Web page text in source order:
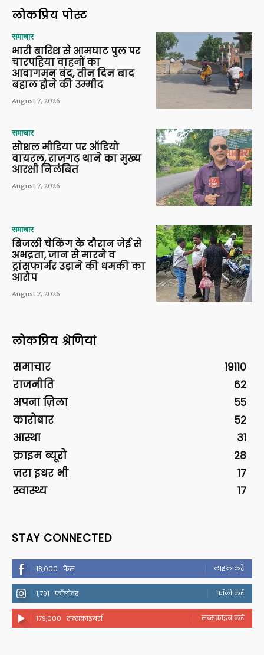
लोकप्रिय पोस्ट
समाचार
भारी बारिश से आमघाट पुल पर
चारपहिया वाहनों का
आवागमन बंद, तीन दिन बाद
बहाल होने की उम्मीद
August 7, 2026
समाचार
सोशल मीडिया पर ऑडियो
वायरल, राजगढ़ थाने का मुख्य
आरक्षी निलंबित
August 7, 2026
समाचार
बिजली चेकिंग के दौरान जेई से
अभद्रता, जान से मारने व
ट्रांसफार्मर उड़ाने की धमकी का
आरोप
August 7, 2026
लोकप्रिय श्रेणियां
समाचार
19110
राजनीति
62
अपना ज़िला
55
कारोबार
52
आस्था
31
क्राइम ब्यूरो
28
ज़रा इधर भी
17
स्वास्थ्य
17
STAY CONNECTED
18,000 फैंस लाइक करें
1,791 फॉलोवर फॉलो करें
179,000 सब्सक्राइबर्स सब्सक्राइब करें